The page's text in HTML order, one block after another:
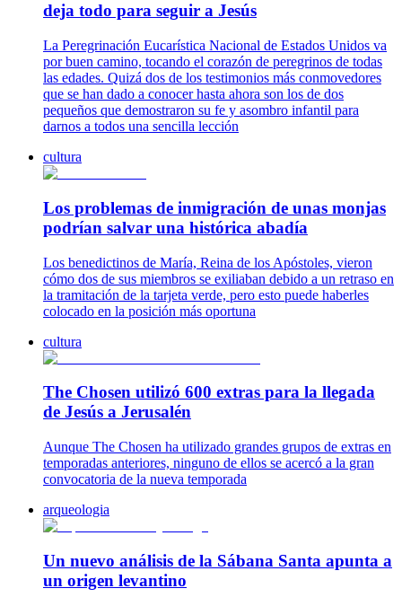
deja todo para seguir a Jesús
La Peregrinación Eucarística Nacional de Estados Unidos va
por buen camino, tocando el corazón de peregrinos de todas
las edades. Quizá dos de los testimonios más conmovedores
que se han dado a conocer hasta ahora son los de dos
pequeños que demostraron su fe y asombro infantil para
darnos a todos una sencilla lección
cultura
Los problemas de inmigración de unas monjas
podrían salvar una histórica abadía
Los benedictinos de María, Reina de los Apóstoles, vieron
cómo dos de sus miembros se exiliaban debido a un retraso en
la tramitación de la tarjeta verde, pero esto puede haberles
colocado en la posición más oportuna
cultura
The Chosen utilizó 600 extras para la llegada
de Jesús a Jerusalén
Aunque The Chosen ha utilizado grandes grupos de extras en
temporadas anteriores, ninguno de ellos se acercó a la gran
convocatoria de la nueva temporada
arqueologia
Un nuevo análisis de la Sábana Santa apunta a
un origen levantino